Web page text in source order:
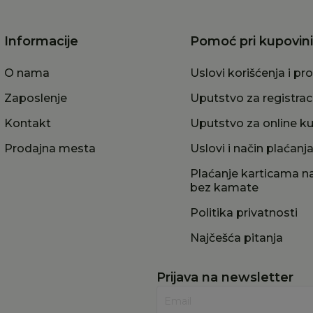
Informacije
O nama
Zaposlenje
Kontakt
Prodajna mesta
Pomoć pri kupovini
Uslovi korišćenja i
Uputstvo za
Uputstvo za online
Uslovi i način plaćanja
Plaćanje karticama
bez kamate
Politika privatnosti
Najčešća pitanja
Prijava na newsletter